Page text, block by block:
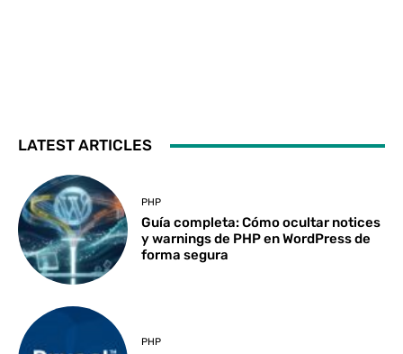
LATEST ARTICLES
PHP
Guía completa: Cómo ocultar notices
y warnings de PHP en WordPress de
forma segura
PHP